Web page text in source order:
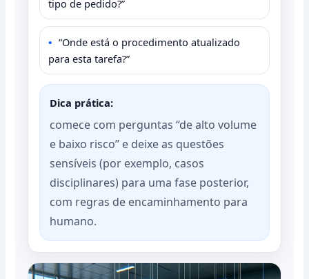
tipo de pedido?”
“Onde está o procedimento atualizado
para esta tarefa?”
Dica prática:
comece com perguntas “de alto volume
e baixo risco” e deixe as questões
sensíveis (por exemplo, casos
disciplinares) para uma fase posterior,
com regras de encaminhamento para
humano.